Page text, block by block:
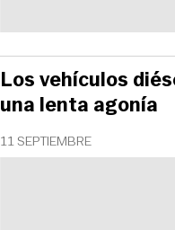
11 SEPTIEMBRE
Los vehículos
una lenta agonía